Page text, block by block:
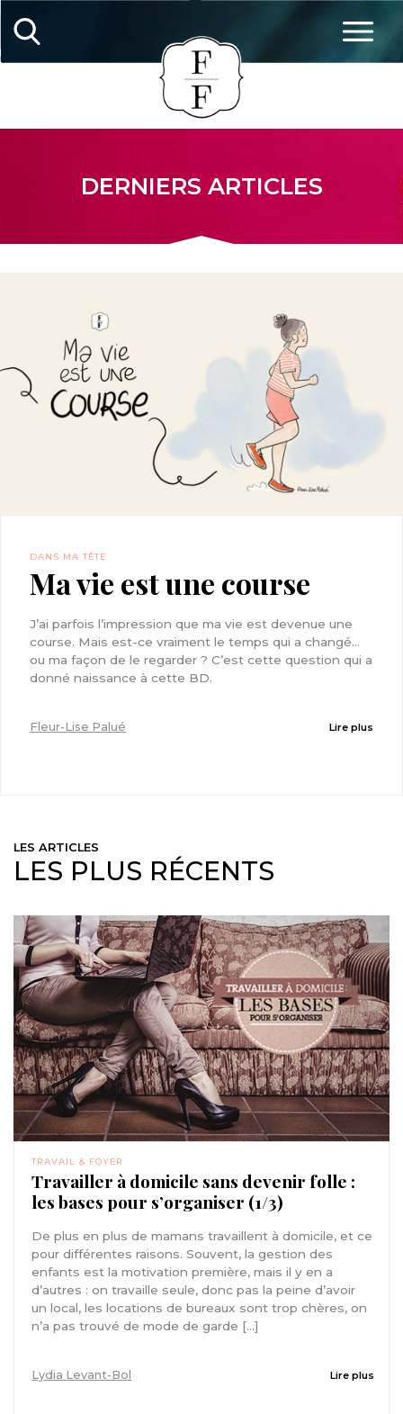
DERNIERS ARTICLES
DANS MA TÊTE
Ma vie est une course
J’ai parfois l’impression que ma vie est devenue une
course. Mais est-ce vraiment le temps qui a changé…
ou ma façon de le regarder ? C’est cette question qui a
donné naissance à cette BD.
Fleur-Lise Palué Lire plus
LES ARTICLES
LES PLUS RÉCENTS
TRAVAIL & FOYER
Travailler à domicile sans devenir folle :
les bases pour s’organiser (1/3)
De plus en plus de mamans travaillent à domicile, et ce
pour différentes raisons. Souvent, la gestion des
enfants est la motivation première, mais il y en a
d’autres : on travaille seule, donc pas la peine d’avoir
un local, les locations de bureaux sont trop chères, on
n’a pas trouvé de mode de garde […]
Lydia Levant-Bol Lire plus